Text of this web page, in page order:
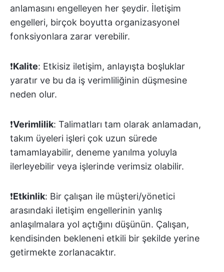
anlamasını engelleyen her şeydir. İletişim
engelleri, birçok boyutta organizasyonel
fonksiyonlara zarar verebilir.
❗️Kalite: Etkisiz iletişim, anlayışta boşluklar
yaratır ve bu da iş verimliliğinin düşmesine
neden olur.
❗️Verimlilik: Talimatları tam olarak anlamadan,
takım üyeleri işleri çok uzun sürede
tamamlayabilir, deneme yanılma yoluyla
ilerleyebilir veya işlerinde verimsiz olabilir.
❗️Etkinlik: Bir çalışan ile müşteri/yönetici
arasındaki iletişim engellerinin yanlış
anlaşılmalara yol açtığını düşünün. Çalışan,
kendisinden bekleneni etkili bir şekilde yerine
getirmekte zorlanacaktır.